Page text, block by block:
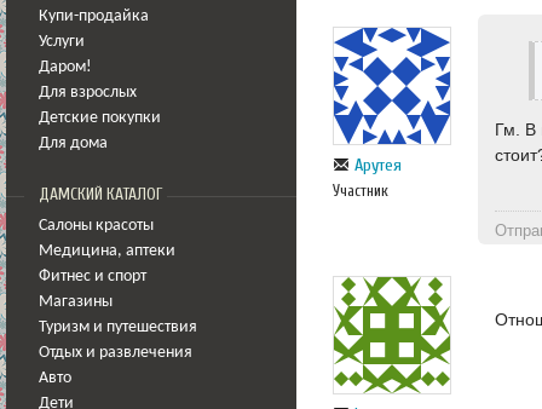
Купи-продайка
Услуги
Даром!
Для взрослых
Детские покупки
Для дома
ДАМСКИЙ КАТАЛОГ
Салоны красоты
Медицина, аптеки
Фитнес и спорт
Магазины
Туризм и путешествия
Отдых и развлечения
Авто
Дети
Арутея
Участник
Гм. В